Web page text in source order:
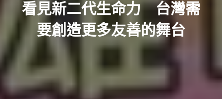
看見新二代生命力 台灣需
要創造更多友善的舞台